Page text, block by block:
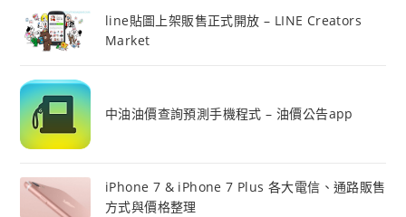
line貼圖上架販售正式開放 – LINE Creators
Market
中油油價查詢預測手機程式 – 油價公告app
iPhone 7 & iPhone 7 Plus 各大電信、通路販售
方式與價格整理